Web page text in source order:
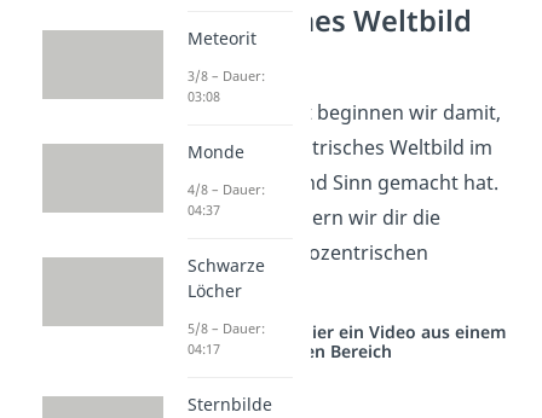
Geozentrisches Weltbild
Geschichte
In diesem Abschnitt beginnen wir damit,
weshalb ein geozentrisches Weltbild im
antiken Griechenland Sinn gemacht hat.
Anschließend schildern wir dir die
Entwicklung des geozentrischen
Weltbilds.
Studyflix vernetzt: Hier ein Video aus einem
anderen Bereich
Meteorit
3/8 – Dauer:
03:08
Monde
4/8 – Dauer:
04:37
Schwarze
Löcher
5/8 – Dauer:
04:17
Sternbilde